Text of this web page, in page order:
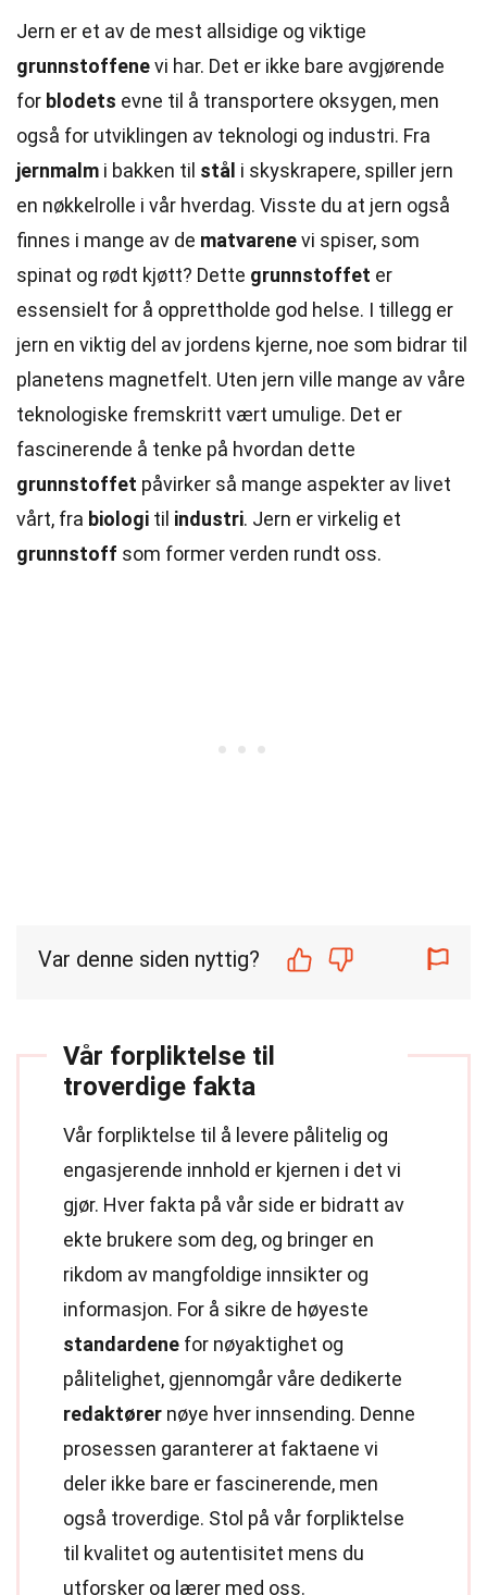
Jern er et av de mest allsidige og viktige
grunnstoffenevi har. Det er ikke bare avgjørende
for blodets evne til å transportere oksygen, men
også for utviklingen av teknologi og industri. Fra
jernmalm i bakken til stål i skyskrapere, spiller jern
en nøkkelrolle i vår hverdag. Visste du at jern også
finnes i mange av de matvarenevi spiser, som
spinat og rødt kjøtt? Dette grunnstoffet er
essensielt for å opprettholde god helse. I tillegg er
jern en viktig del av jordens kjerne, noe som bidrar til
planetens magnetfelt. Uten jern ville mange av våre
teknologiske fremskritt vært umulige. Det er
fascinerende å tenke på hvordan dette
grunnstoffet påvirker så mange aspekter av livet
vårt, fra biologi til industri. Jern er virkelig et
grunnstoff som former verden rundt oss.
Var denne siden nyttig?
Vår forpliktelse til
troverdige fakta
Vår forpliktelse til å levere pålitelig og
engasjerende innhold er kjernen i det vi
gjør. Hver fakta på vår side er bidratt av
ekte brukere som deg, og bringer en
rikdom av mangfoldige innsikter og
informasjon. For å sikre de høyeste
standardene for nøyaktighet og
pålitelighet, gjennomgår våre dedikerte
redaktører nøye hver innsending. Denne
prosessen garanterer at faktaene vi
deler ikke bare er fascinerende, men
også troverdige. Stol på vår forpliktelse
til kvalitet og autentisitet mens du
utforsker og lærer med oss.